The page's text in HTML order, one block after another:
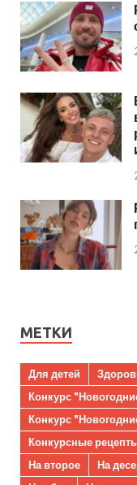
МЕТКИ
Для детей
Конкурс
Конкурс
Конкурсные
На второе
На